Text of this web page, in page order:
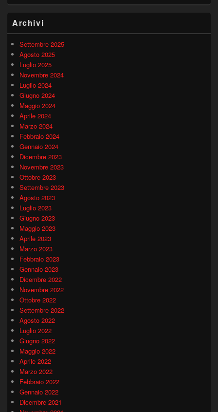
Archivi
Settembre 2025
Agosto 2025
Luglio 2025
Novembre 2024
Luglio 2024
Giugno 2024
Maggio 2024
Aprile 2024
Marzo 2024
Febbraio 2024
Gennaio 2024
Dicembre 2023
Novembre 2023
Ottobre 2023
Settembre 2023
Agosto 2023
Luglio 2023
Giugno 2023
Maggio 2023
Aprile 2023
Marzo 2023
Febbraio 2023
Gennaio 2023
Dicembre 2022
Novembre 2022
Ottobre 2022
Settembre 2022
Agosto 2022
Luglio 2022
Giugno 2022
Maggio 2022
Aprile 2022
Marzo 2022
Febbraio 2022
Gennaio 2022
Dicembre 2021